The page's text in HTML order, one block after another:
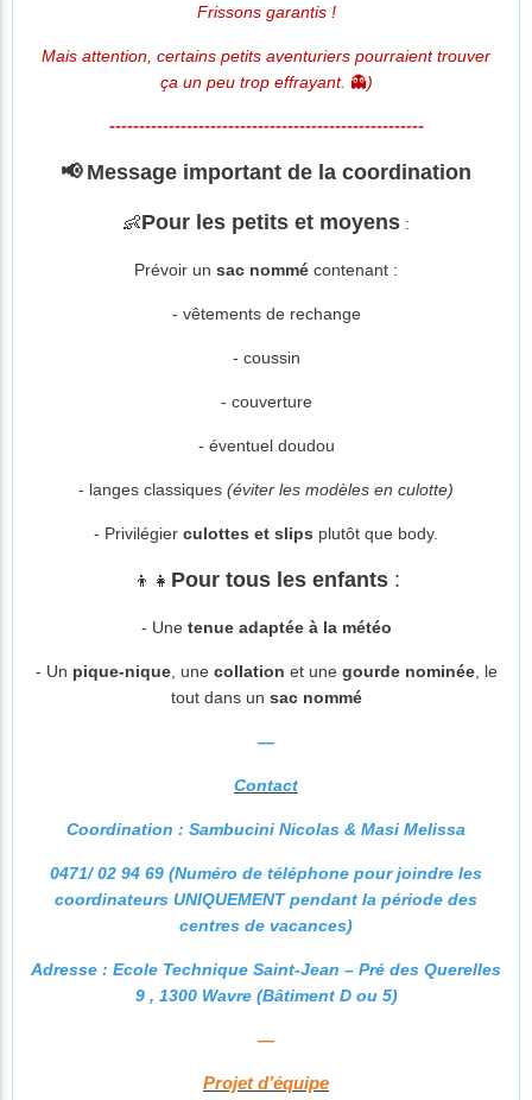
Frissons garantis !
Mais attention, certains petits aventuriers pourraient trouver
ça un peu trop effrayant. 👻)
-----------------------------------------------------
📢 Message important de la coordination
👶Pour les petits et moyens :
Prévoir un sac nommé contenant :
- vêtements de rechange
- coussin
- couverture
- éventuel doudou
- langes classiques (éviter les modèles en culotte)
- Privilégier culottes et slips plutôt que body.
👦👧 Pour tous les enfants:
- Une tenue adaptée à la météo
- Un pique-nique, une collation et une gourde nominée, le
tout dans un sac nommé
—
Contact
Coordination : Sambucini Nicolas & Masi Melissa
0471/ 02 94 69 (Numéro de téléphone pour joindre les
coordinateurs UNIQUEMENT pendant la période des
centres de vacances)
Adresse : Ecole Technique Saint-Jean – Pré des Querelles
9 , 1300 Wavre (Bâtiment D ou 5)
—
Projet d’équipe